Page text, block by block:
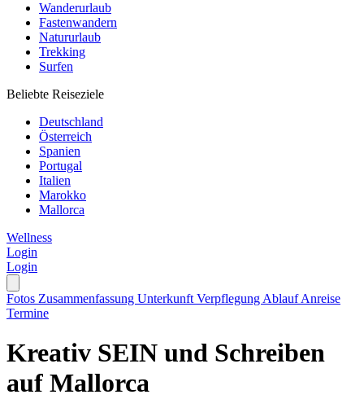
Wanderurlaub
Fastenwandern
Natururlaub
Trekking
Surfen
Beliebte Reiseziele
Deutschland
Österreich
Spanien
Portugal
Italien
Marokko
Mallorca
Wellness
Login
Login
Fotos Zusammenfassung Unterkunft Verpflegung AblaufAnreise
Termine
Kreativ SEIN und Schreiben
auf Mallorca